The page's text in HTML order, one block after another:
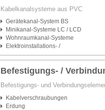
Kabelkanalsysteme aus PVC
Gerätekanal-System BS
Minikanal-Systeme LC / LCD
Wohnraumkanal-Systeme
Elektroinstallations- /
Leitungsführungskanal-Systeme aus
Alu / GFK
Befestigungs- /
Befestigungs- und
Kabelverschraubungen
Erdung